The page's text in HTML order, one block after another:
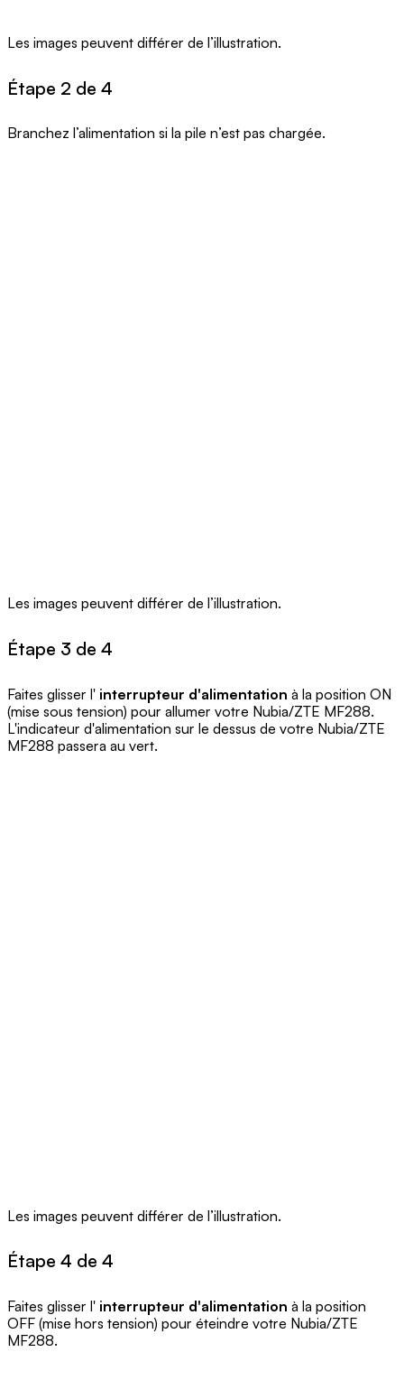
Les images peuvent différer de l’illustration.
Étape 2 de 4
Branchez l’alimentation si la pile n’est pas chargée.
Les images peuvent différer de l’illustration.
Étape 3 de 4
Faites glisser l' interrupteur d'alimentation à la position ON
(mise sous tension) pour allumer votre Nubia/ZTE MF288.
L'indicateur d'alimentation sur le dessus de votre Nubia/ZTE
MF288 passera au vert.
Les images peuvent différer de l’illustration.
Étape 4 de 4
Faites glisser l' interrupteur d'alimentation à la position
OFF (mise hors tension) pour éteindre votre Nubia/ZTE
MF288.